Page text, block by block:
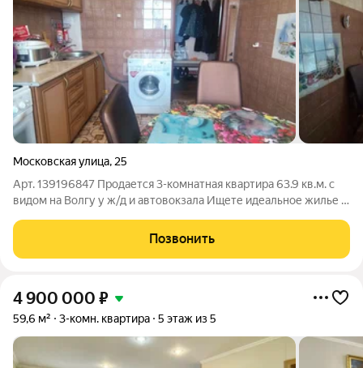
Московская улица, 25
Арт. 139196847 Продается 3-комнатная квартира 63.9 кв.м. с
видом на Волгу у ж/д и автовокзала Ищете идеальное жилье с
Предлагаем к продаже просторную 3-комнатную квартиру
площадью 63.9 кв.м. в престижном
Позвонить
4 900 000 ₽
59,6 м² 3-комн. квартира 5 этаж из 5